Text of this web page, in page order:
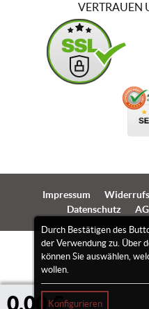
0,00 €
Durch Bestätigen des
der Verwendung zu. Über
können Sie auswählen,
wollen.
Konfigurieren
VERTRAUEN
Impressum
Datenschutz